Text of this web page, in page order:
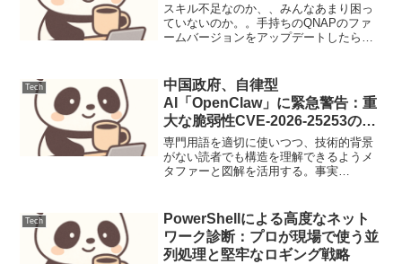
スキル不足なのか、、みんなあまり困っ
ていないのか。。手持ちのQNAPのファ
ームバージョンをアップデートしたら、
めていたら、(/opt/binのディレクトリに発
見。試...
Tech
中国政府、自律型
AI「OpenClaw」に緊急警告：重
大な脆弱性CVE-2026-25253の全
貌
専門用語を適切に使いつつ、技術的背景
がない読者でも構造を理解できるようメ
タファーと図解を活用する。事実
切なシンタックスハイライトを適用し、
実務的なコマンドを...
Tech
PowerShellによる高度なネット
ワーク診断：プロが現場で使う並
列処理と堅牢なロギング戦略